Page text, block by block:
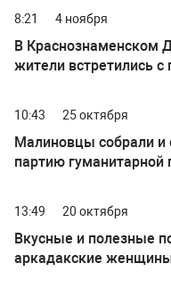
8:21 4 ноября
В Краснознаменском
жители встретились
10:43 25 октября
Малиновцы собрали
партию
13:49 20 октября
Вкусные и полезные
аркадакские